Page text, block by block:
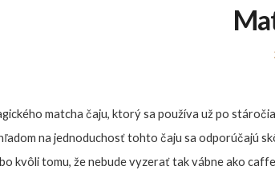
matcha čaju, ktorý sa používa už po
na jednoduchosť tohto čaju sa odporúčajú
kvôli tomu, že nebude vyzerať tak vábne ako